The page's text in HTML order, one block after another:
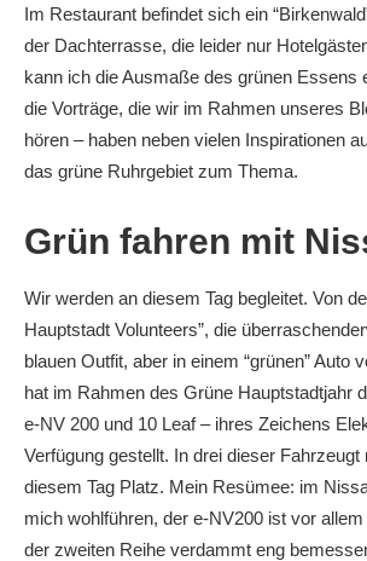
Im Restaurant befindet sich ein
der Dachterrasse, die leider nur
kann ich die Ausmaße des grünen Essens
die Vorträge, die wir im Rahmen unseres
hören – haben neben vielen Inspirationen
das grüne Ruhrgebiet zum Thema.
Grün fahren mit
Wir werden an diesem Tag begleitet. Von
Hauptstadt Volunteers”, die
blauen Outfit, aber in einem “grünen” Auto
hat im Rahmen des Grüne Hauptstadtjahr
e-NV 200 und 10 Leaf – ihres Zeichens
Verfügung gestellt. In drei dieser Fahrzeugt
diesem Tag Platz. Mein Resümee: im
mich wohlführen, der e-NV200 ist vor
der zweiten Reihe verdammt eng